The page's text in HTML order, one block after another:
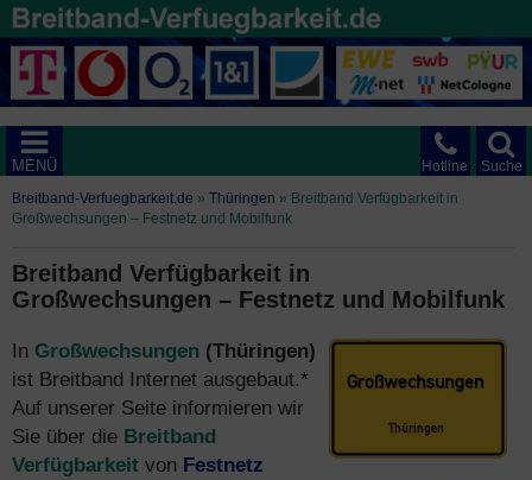
Suche
Hotline
MENÜ
Breitband-Verfuegbarkeit.de » Thüringen » Breitband Verfügbarkeit in
Großwechsungen – Festnetz und Mobilfunk
Breitband Verfügbarkeit in
Großwechsungen – Festnetz und Mobilfunk
In Großwechsungen (Thüringen)
ist Breitband Internet ausgebaut.*
Auf unserer Seite informieren wir
Sie über die Breitband
Verfügbarkeit von Festnetz